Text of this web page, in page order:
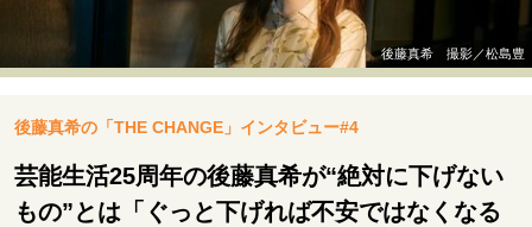
注目の記事テーマで探す
運命を変えた出会い 決断の裏側
表現者の葛藤
人生が動いた日 10代の挫折と原点
後藤真希 撮影／松島豊
後藤真希の「THE CHANGE」インタビュー#4
芸能生活25周年の後藤真希が“絶対に下げない
もの”とは「ぐっと下げれば不安ではなくなる